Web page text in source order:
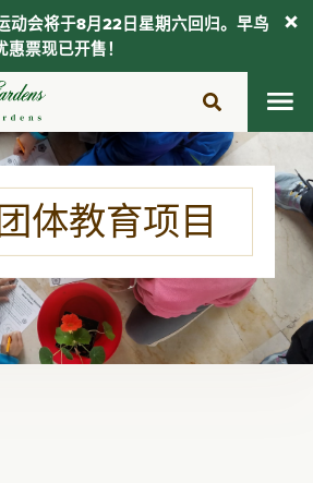
体教育项目
动会将于8月22日星期六回归。早鸟
惠票现已开售！